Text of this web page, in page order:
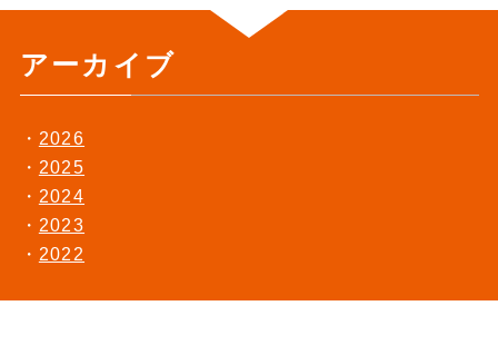
アーカイブ
2026
2025
2024
2023
2022